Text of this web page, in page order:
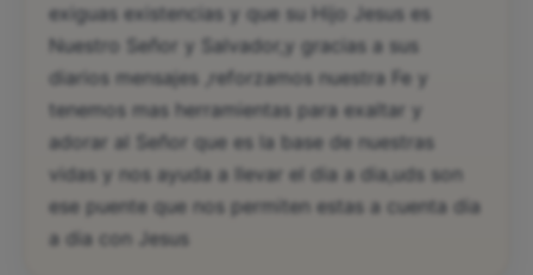
exiguas existencias y que su Hijo Jesus es
Nuestro Señor y Salvador,y gracias a sus
diarios mensajes ,reforzamos nuestra Fe y
tenemos mas herramientas para exaltar y
adorar al Señor que es la base de nuestras
vidas y nos ayuda a llevar el dia a dia,uds son
ese puente que nos permiten estas a cuenta dia
a dia con Jesus